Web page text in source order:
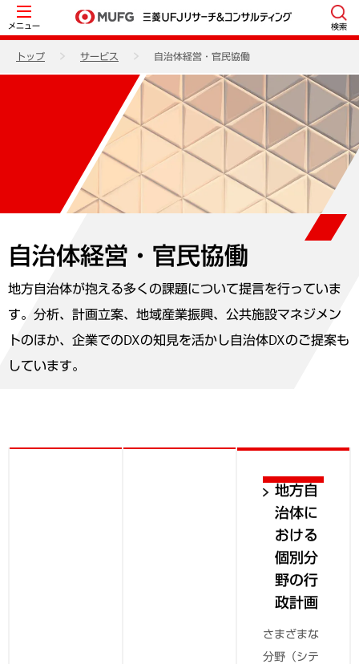
メニュー 検索
トップ サービス 自治体経営・官民協働
自治体経営・官民協働
地方自治体が抱える多くの課題について提言を行っていま
す。分析、計画立案、地域産業振興、公共施設マネジメン
トのほか、企業でのDXの知見を活かし自治体DXのご提案も
しています。
地方自
治体に
おける
個別分
野の行
政計画
さまざまな
分野（シテ